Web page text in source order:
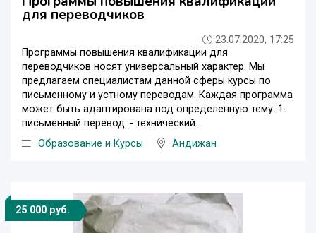
для переводчиков
23.07.2020, 17:25
Программы повышения квалификации для
переводчиков носят универсальный характер. Мы
предлагаем специалистам данной сферы курсы по
письменному и устному переводам. Каждая программа
может быть адаптирована под определенную тему: 1.
письменный перевод: - технический...
Образование и Курсы
Андижан
25 000 руб.